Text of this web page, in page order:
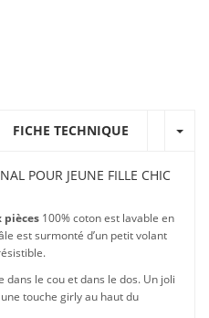
FICHE TECHNIQUE
POUR JEUNE FILLE CHIC
100% coton est lavable en
est surmonté d’un petit volant
dans le cou et dans le dos. Un joli
touche girly au haut du